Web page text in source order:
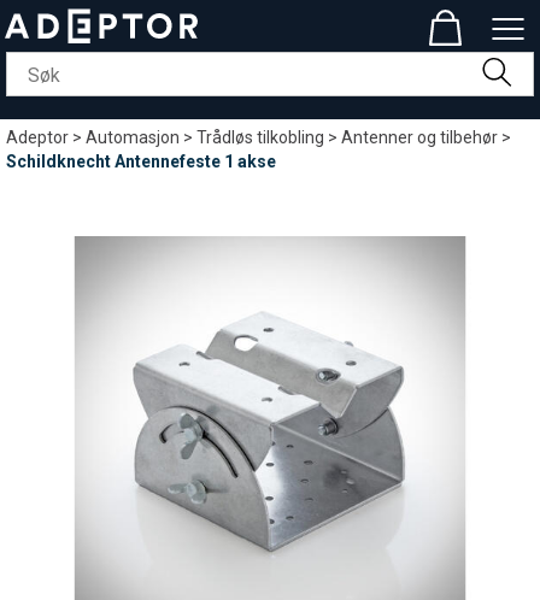
Adeptor>Automasjon>Trådløs tilkobling>Antenner og tilbehør>
Schildknecht Antennefeste 1 akse